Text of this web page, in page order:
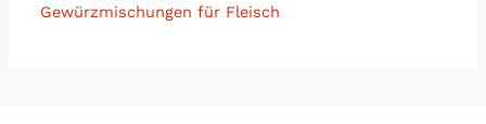
Gewürzmischungen für Fleisch